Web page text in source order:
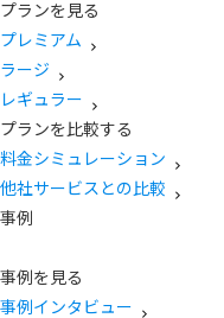
プランを見る
プレミアム
ラージ
レギュラー
プランを比較する
料金シミュレーション
他社サービスとの比較
事例
事例を見る
事例インタビュー